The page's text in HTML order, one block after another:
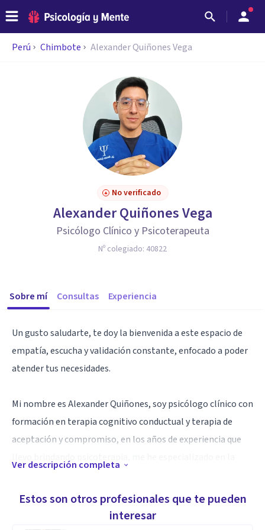
Perú Chimbote Alexander Quiñones Vega
No verificado
Alexander Quiñones Vega
Psicólogo Clínico y Psicoterapeuta
Nº colegiado: 40822
Sobre mí Consultas Experiencia
Un gusto saludarte, te doy la bienvenida a este espacio de
empatía, escucha y validación constante, enfocado a poder
atender tus necesidades.
Mi nombre es Alexander Quiñones, soy psicólogo clínico con
formación en terapia cognitivo conductual y terapia de
aceptación y compromiso, en los años de experiencia que
mayores y parejas.
Ver descripción completa
Estos son otros profesionales que te pueden
interesar